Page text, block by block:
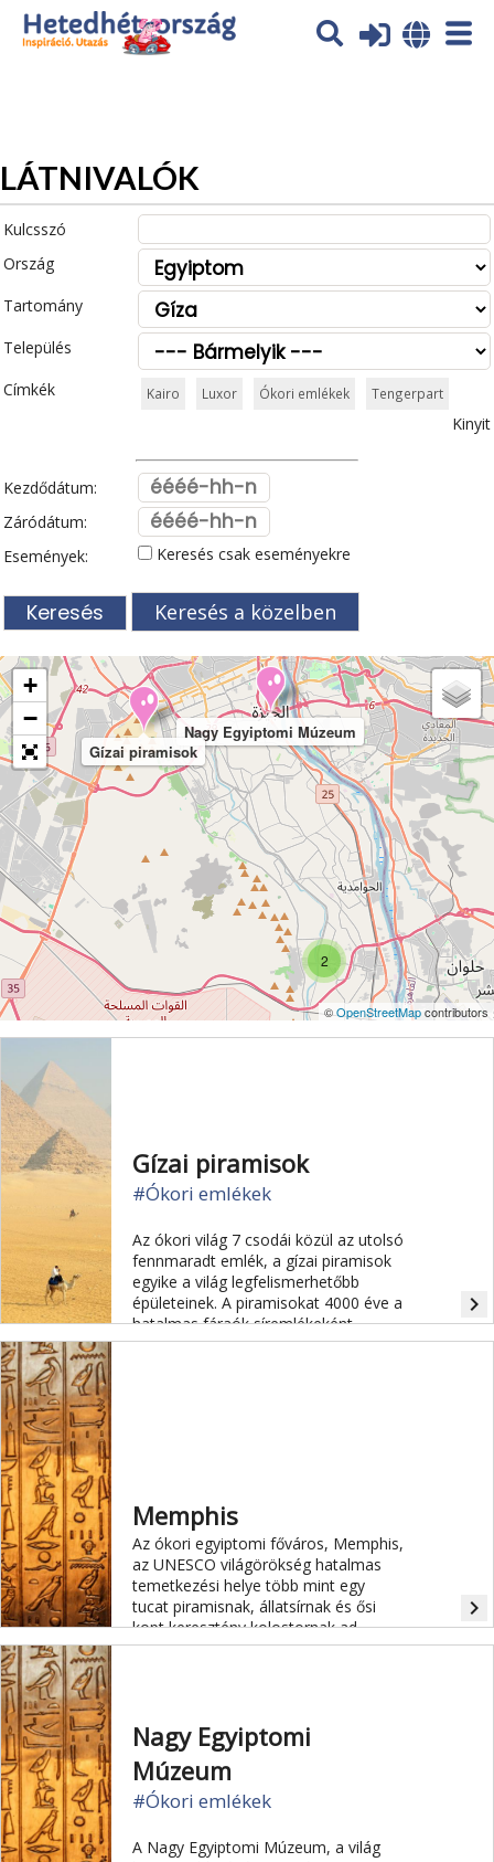
Az oldal sütiket (cookies) használ. További tájékoztatás itt:
Adatvédelmi tájékoztató
LÁTNIVALÓK
Kulcsszó
Ország
Tartomány
Település
Címkék
Kairo Luxor Ókori emlékek Tengerpart
Kinyit
Kezdődátum:
Záródátum:
Események:
Keresés csak eseményekre
Keresés a közelben
2
Nagy Egyiptomi Múzeum
Gízai piramisok
+
−
©OpenStreetMapcontributors
Gízai piramisok
#Ókori emlékek
Az ókori világ 7 csodái közül az utolsó
fennmaradt emlék, a gízai piramisok
egyike a világ legfelismerhetőbb
épületeinek. A piramisokat 4000 éve a
hatalmas fáraók síremlékeként
építették, amelyeket a hatalmas
navigate_next
Memphis
Az ókori egyiptomi főváros, Memphis,
az UNESCO világörökség hatalmas
temetkezési helye több mint egy
tucat piramisnak, állatsírnak és ősi
kopt keresztény kolostornak ad
otthont.
navigate_next
Nagy Egyiptomi
Múzeum
#Ókori emlékek
A Nagy Egyiptomi Múzeum, a világ